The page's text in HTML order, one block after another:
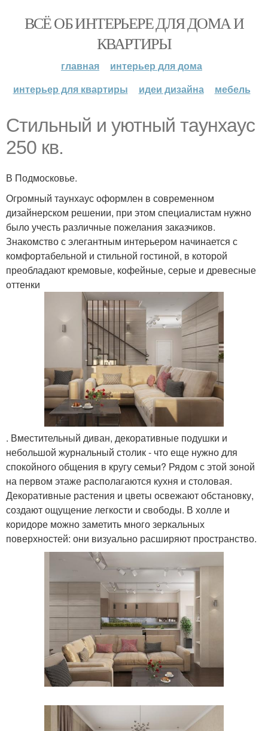
ВСЁ ОБ ИНТЕРЬЕРЕ ДЛЯ ДОМА И
КВАРТИРЫ
главная
интерьер для дома
интерьер для квартиры
идеи дизайна мебель
Стильный и уютный таунхаус
250 кв.
В Подмосковье.
Огромный таунхаус оформлен в современном
дизайнерском решении, при этом специалистам нужно
было учесть различные пожелания заказчиков.
Знакомство с элегантным интерьером начинается с
комфортабельной и стильной гостиной, в которой
преобладают кремовые, кофейные, серые и древесные
оттенки
. Вместительный диван, декоративные подушки и
небольшой журнальный столик - что еще нужно для
спокойного общения в кругу семьи? Рядом с этой зоной
на первом этаже располагаются кухня и столовая.
Декоративные растения и цветы освежают обстановку,
создают ощущение легкости и свободы. В холле и
коридоре можно заметить много зеркальных
поверхностей: они визуально расширяют пространство.